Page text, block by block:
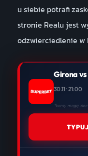
u siebie potrafi
stronie Realu jest
odzwierciedlenie w
Girona
30.11 · 21:00
*kursy mogą ulec